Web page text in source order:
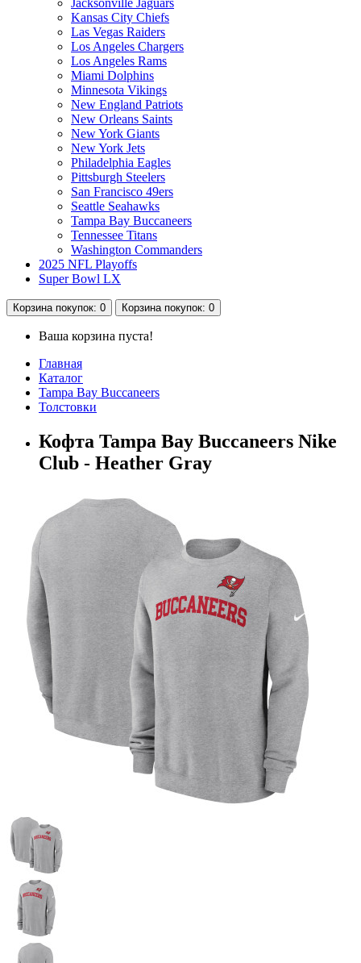
Kansas City Chiefs
Las Vegas Raiders
Los Angeles Chargers
Los Angeles Rams
Miami Dolphins
Minnesota Vikings
New England Patriots
New Orleans Saints
New York Giants
New York Jets
Philadelphia Eagles
Pittsburgh Steelers
San Francisco 49ers
Seattle Seahawks
Tampa Bay Buccaneers
Tennessee Titans
Washington Commanders
2025 NFL Playoffs
Super Bowl LX
Корзина покупок: 0 Корзина покупок: 0
Ваша корзина пуста!
Главная
Каталог
Tampa Bay Buccaneers
Толстовки
Кофта Tampa Bay Buccaneers Nike
Club - Heather Gray